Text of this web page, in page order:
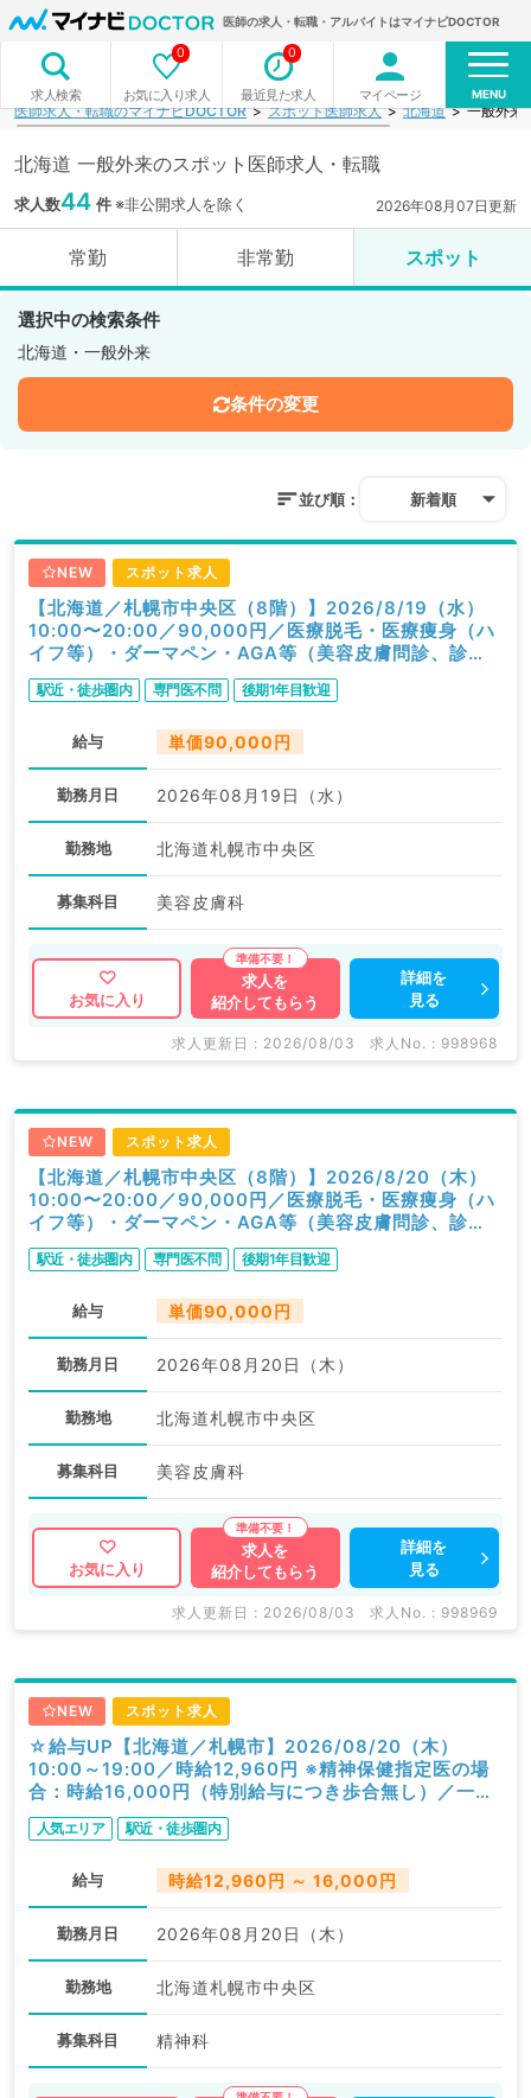
医師の求人・転職・アルバイトはマイナビDOCTOR
求人検索 お気に入り求人
0
最近見た求人
0
マイページ MENU
医師求人・転職のマイナビDOCTOR スポット医師求人 北海道 一般外来
北海道 一般外来のスポット医師求人・転職
求人数44 件※非公開求人を除く 2026年08月07日更新
常勤 非常勤 スポット
選択中の検索条件
北海道・一般外来
条件の変更
並び順： 新着順
NEW スポット求人
【北海道／札幌市中央区（8階）】2026/8/19（水）
10:00〜20:00／90,000円／医療脱毛・医療痩身（ハ
イフ等）・ダーマペン・AGA等（美容皮膚問診、診
察）／科目不問
駅近・徒歩圏内 専門医不問 後期1年目歓迎
給与 単価90,000円
勤務月日 2026年08月19日（水）
勤務地 北海道札幌市中央区
募集科目 美容皮膚科
お気に入り
求人を
紹介してもらう
詳細を
見る
求人更新日 : 2026/08/03 求人No. : 998968
NEW スポット求人
【北海道／札幌市中央区（8階）】2026/8/20（木）
10:00〜20:00／90,000円／医療脱毛・医療痩身（ハ
イフ等）・ダーマペン・AGA等（美容皮膚問診、診
察）／科目不問
駅近・徒歩圏内 専門医不問 後期1年目歓迎
給与 単価90,000円
勤務月日 2026年08月20日（木）
勤務地 北海道札幌市中央区
募集科目 美容皮膚科
お気に入り
求人を
紹介してもらう
詳細を
見る
求人更新日 : 2026/08/03 求人No. : 998969
NEW スポット求人
☆給与UP【北海道／札幌市】2026/08/20（木）
10:00～19:00／時給12,960円 ※精神保健指定医の場
合：時給16,000円（特別給与につき歩合無し）／一般
外来／精神科
人気エリア 駅近・徒歩圏内
給与 時給12,960円 ～ 16,000円
勤務月日 2026年08月20日（木）
勤務地 北海道札幌市中央区
募集科目 精神科